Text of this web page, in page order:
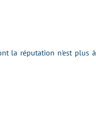
la réputation n'est plus à